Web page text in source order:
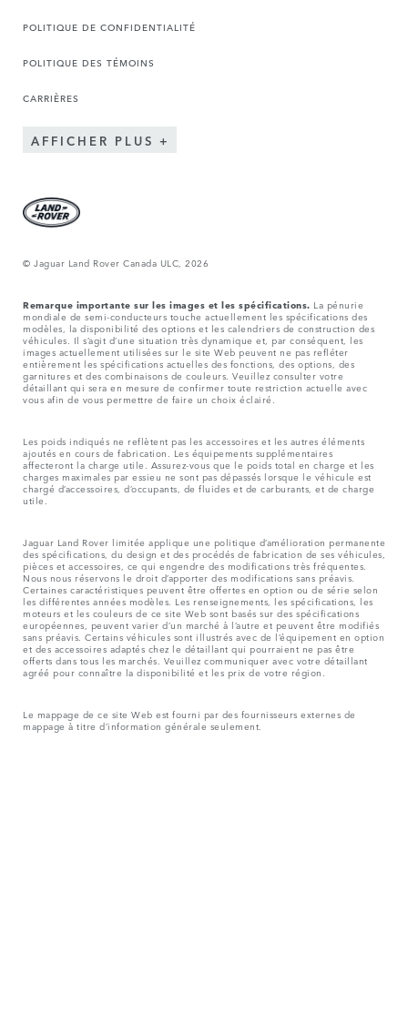
POLITIQUE DE CONFIDENTIALITÉ
POLITIQUE DES TÉMOINS
CARRIÈRES
AFFICHER PLUS
© Jaguar Land Rover Canada ULC, 2026
Remarque importante sur les images et les spécifications. La pénurie
mondiale de semi-conducteurs touche actuellement les spécifications des
modèles, la disponibilité des options et les calendriers de construction des
véhicules. Il s’agit d’une situation très dynamique et, par conséquent, les
images actuellement utilisées sur le site Web peuvent ne pas refléter
entièrement les spécifications actuelles des fonctions, des options, des
garnitures et des combinaisons de couleurs. Veuillez consulter votre
détaillant qui sera en mesure de confirmer toute restriction actuelle avec
vous afin de vous permettre de faire un choix éclairé.
Les poids indiqués ne reflètent pas les accessoires et les autres éléments
ajoutés en cours de fabrication. Les équipements supplémentaires
affecteront la charge utile. Assurez-vous que le poids total en charge et les
charges maximales par essieu ne sont pas dépassés lorsque le véhicule est
chargé d’accessoires, d’occupants, de fluides et de carburants, et de charge
utile.
Jaguar Land Rover limitée applique une politique d’amélioration permanente
des spécifications, du design et des procédés de fabrication de ses véhicules,
pièces et accessoires, ce qui engendre des modifications très fréquentes.
Nous nous réservons le droit d’apporter des modifications sans préavis.
Certaines caractéristiques peuvent être offertes en option ou de série selon
les différentes années modèles. Les renseignements, les spécifications, les
moteurs et les couleurs de ce site Web sont basés sur des spécifications
européennes, peuvent varier d’un marché à l’autre et peuvent être modifiés
sans préavis. Certains véhicules sont illustrés avec de l’équipement en option
et des accessoires adaptés chez le détaillant qui pourraient ne pas être
offerts dans tous les marchés. Veuillez communiquer avec votre détaillant
agréé pour connaître la disponibilité et les prix de votre région.
Le mappage de ce site Web est fourni par des fournisseurs externes de
mappage à titre d’information générale seulement.